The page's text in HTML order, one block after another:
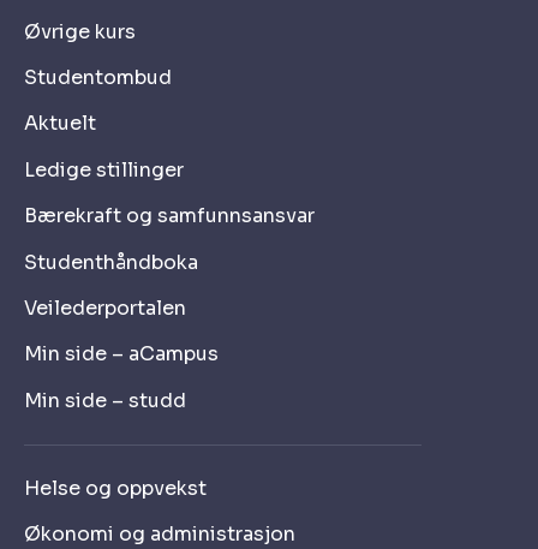
Øvrige kurs
Studentombud
Aktuelt
Ledige stillinger
Bærekraft og samfunnsansvar
Studenthåndboka
Veilederportalen
Min side – aCampus
Min side – studd
Helse og oppvekst
Økonomi og administrasjon